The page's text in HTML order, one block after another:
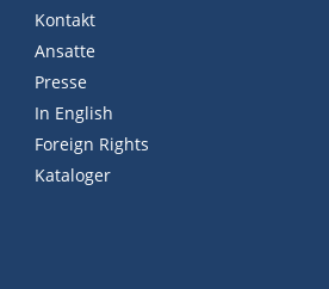
Kontakt
Ansatte
Presse
In English
Foreign Rights
Kataloger